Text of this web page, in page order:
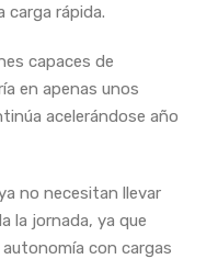
carga rápida.
capaces de
en apenas unos
acelerándose año
no necesitan llevar
la jornada, ya que
con cargas